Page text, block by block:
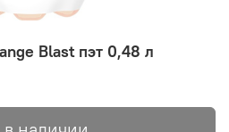
Blast пэт 0,48 л